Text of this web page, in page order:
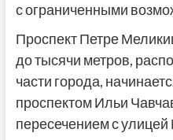
с ограниченными
Проспект Петре
до тысячи метров,
части города,
проспектом Ильи
пересечением с